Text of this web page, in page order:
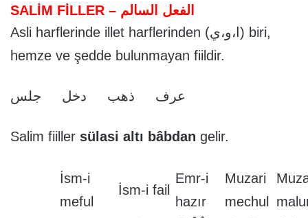
SALİM FİLLER – الفعل السالم
Asli harflerinde illet harflerinden (ا،و،ي) biri,
hemze ve şedde bulunmayan fiildir.
عرف ذهب دخل جلس
Salim fiiller sülasi altı bâbdan gelir.
İsm-i
meful
İsm-i fail
Emr-i
hazır
Muzari
mechul